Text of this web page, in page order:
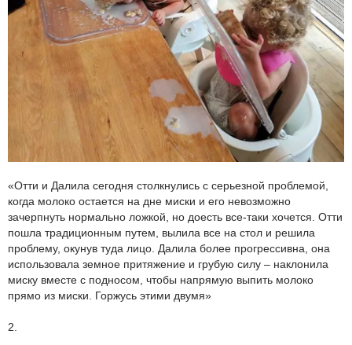
«Отти и Далила сегодня столкнулись с серьезной проблемой,
когда молоко остается на дне миски и его невозможно
зачерпнуть нормально ложкой, но доесть все-таки хочется. Отти
пошла традиционным путем, вылила все на стол и решила
проблему, окунув туда лицо. Далила более прогрессивна, она
использовала земное притяжение и грубую силу – наклонила
миску вместе с подносом, чтобы напрямую выпить молоко
прямо из миски. Горжусь этими двумя»
2.